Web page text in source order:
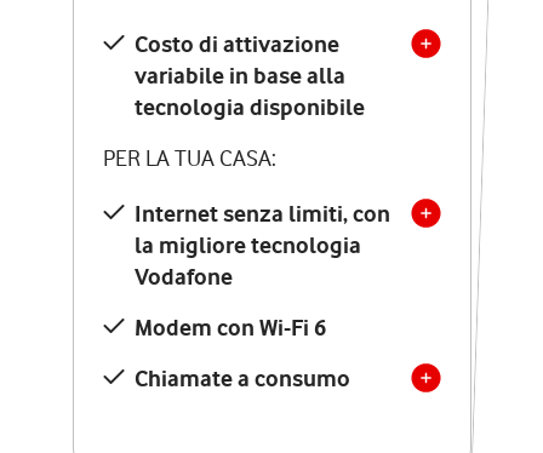
Costo di attivazione
variabile in base alla
tecnologia disponibile
PER LA TUA CASA:
Internet senza limiti, con
la migliore tecnologia
Vodafone
Modem con Wi-Fi 6
Chiamate a consumo
Costo di attivazione
variabile in base alla
tecnologia disponibile
PER LA TUA CASA:
Internet senza limiti, con
la migliore tecnologia
Vodafone
Modem Seven con Wi-Fi 7
Chiamate illimitate verso
numeri fissi e mobili
nazionali